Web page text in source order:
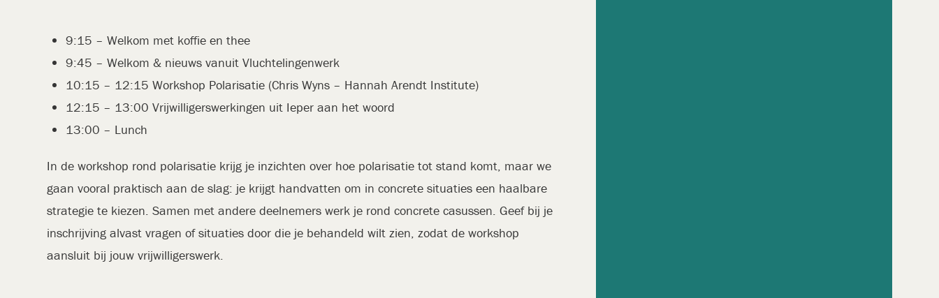
9:15 – Welkom met koffie en thee
9:45 – Welkom & nieuws vanuit Vluchtelingenwerk
10:15 – 12:15 Workshop Polarisatie (Chris Wyns – Hannah Arendt Institute)
12:15 – 13:00 Vrijwilligerswerkingen uit Ieper aan het woord
13:00 – Lunch
In de workshop rond polarisatie krijg je inzichten over hoe polarisatie tot stand komt, maar we
gaan vooral praktisch aan de slag: je krijgt handvatten om in concrete situaties een haalbare
strategie te kiezen. Samen met andere deelnemers werk je rond concrete casussen. Geef bij je
inschrijving alvast vragen of situaties door die je behandeld wilt zien, zodat de workshop
aansluit bij jouw vrijwilligerswerk.